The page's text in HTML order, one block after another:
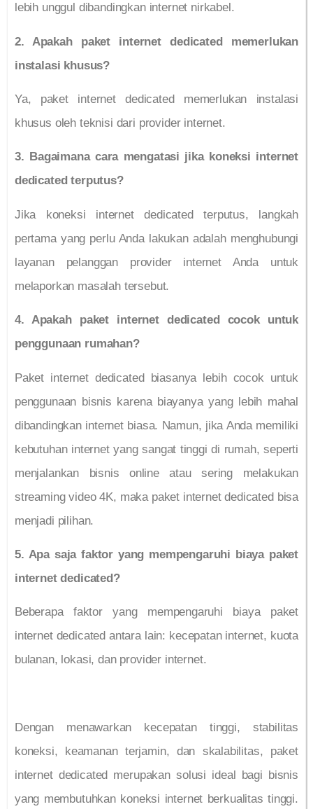
lebih unggul dibandingkan internet nirkabel.
2. Apakah paket internet dedicated memerlukan
instalasi khusus?
Ya, paket internet dedicated memerlukan instalasi
khusus oleh teknisi dari provider internet.
3. Bagaimana cara mengatasi jika koneksi internet
dedicated terputus?
Jika koneksi internet dedicated terputus, langkah
pertama yang perlu Anda lakukan adalah menghubungi
layanan pelanggan provider internet Anda untuk
melaporkan masalah tersebut.
4. Apakah paket internet dedicated cocok untuk
penggunaan rumahan?
Paket internet dedicated biasanya lebih cocok untuk
penggunaan bisnis karena biayanya yang lebih mahal
dibandingkan internet biasa. Namun, jika Anda memiliki
kebutuhan internet yang sangat tinggi di rumah, seperti
menjalankan bisnis online atau sering melakukan
streaming video 4K, maka paket internet dedicated bisa
menjadi pilihan.
5. Apa saja faktor yang mempengaruhi biaya paket
internet dedicated?
Beberapa faktor yang mempengaruhi biaya paket
internet dedicated antara lain: kecepatan internet, kuota
bulanan, lokasi, dan provider internet.
Dengan menawarkan kecepatan tinggi, stabilitas
koneksi, keamanan terjamin, dan skalabilitas, paket
internet dedicated merupakan solusi ideal bagi bisnis
yang membutuhkan koneksi internet berkualitas tinggi.